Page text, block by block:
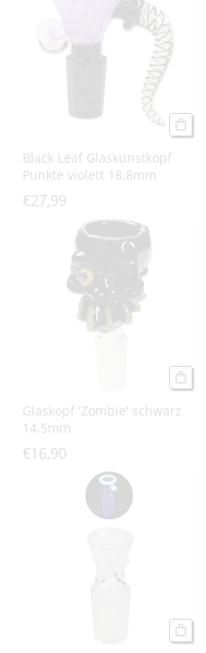
Black Leaf Glaskunstkopf
Punkte violett 18,8mm
€27,99
Glaskopf 'Zombie' schwarz
14,5mm
€16,90